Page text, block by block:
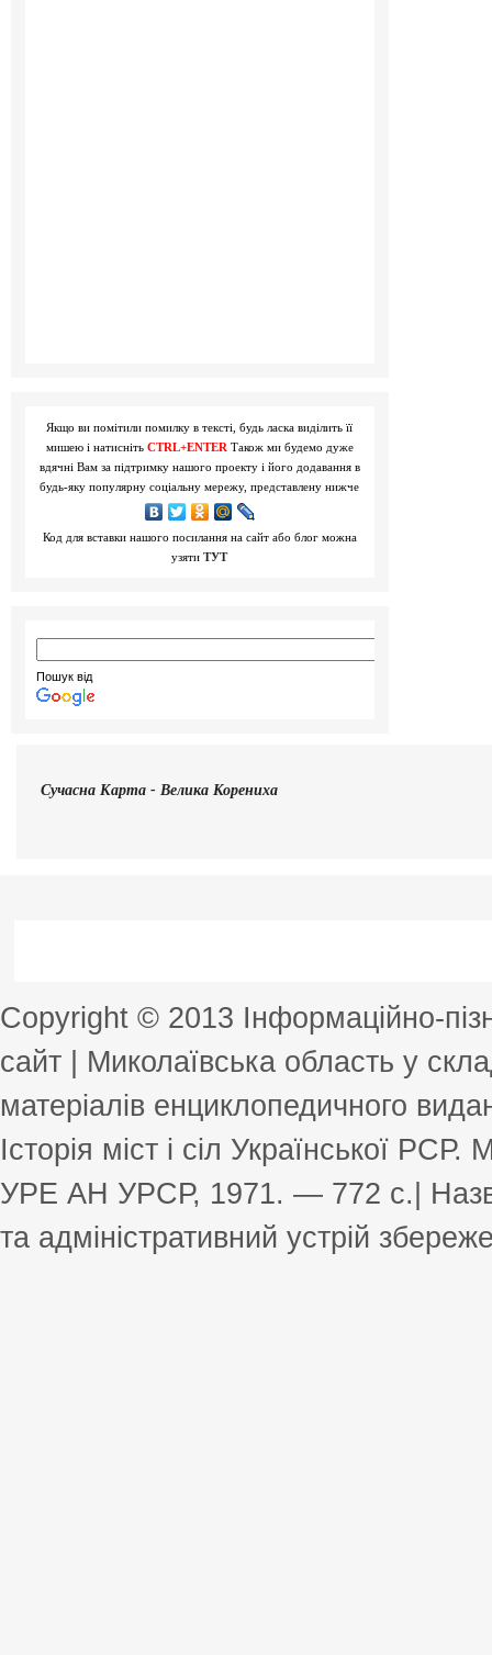
Якщо ви помітили помилку в тексті, будь ласка виділить її
мишею і натисніть CTRL+ENTER Також ми будемо дуже
вдячні Вам за підтримку нашого проекту і його додавання в
будь-яку популярну соціальну мережу, представлену нижче
Код для вставки нашого посилання на сайт або блог можна
узяти ТУТ
Пошук від
Сучасна Карта - Велика Корениха
Copyright © 2013 Інформаційно-
сайт | Миколаївська область у
матеріалів енциклопедичного
Історія міст і сіл Української
УРЕ АН УРСР, 1971. — 772 с.| Назви
та адміністративний устрій